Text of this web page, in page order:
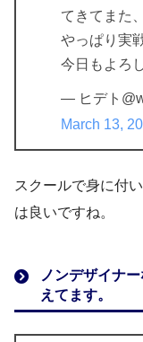
てきてまた
やっぱり実
今日もよろ
— ヒデト
March 13,
スクールで身に付
は良いですね。
ノンデザイナ
えてます。